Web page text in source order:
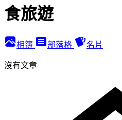
食旅遊
相簿 部落格 名片
沒有文章